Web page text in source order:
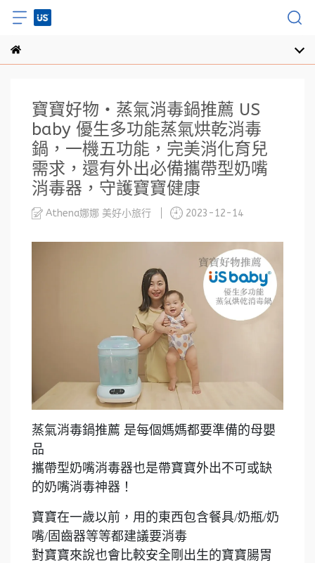
寶寶好物・蒸氣消毒鍋推薦 US
baby 優生多功能蒸氣烘乾消毒
鍋，一機五功能，完美消化育兒
需求，還有外出必備攜帶型奶嘴
消毒器，守護寶寶健康
Athena娜娜 美好小旅行 2023-12-14
蒸氣消毒鍋推薦 是每個媽媽都要準備的母嬰
品
攜帶型奶嘴消毒器也是帶寶寶外出不可或缺
的奶嘴消毒神器！
寶寶在一歲以前，用的東西包含餐具/奶瓶/奶
嘴/固齒器等等都建議要消毒
對寶寶來說也會比較安全剛出生的寶寶腸胃